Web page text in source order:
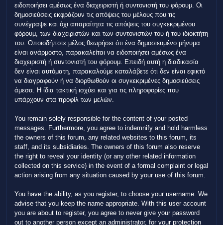
ειδοποιήσει αμέσως ένα διαχειριστή ή συντονιστή του φόρουμ. Οι
δημοσιεύσεις εκφράζουν τις απόψεις του μέλους που τις
συνέγραψε και όχι απαραίτητα τις απόψεις του συγκεκριμένου
φόρουμ, των διαχειριστών και των συντονιστών του ή του ιδιοκτήτη
του. Οποιοδήποτε μέλος θεωρήσει ότι ένα δημοσιευμένο μήνυμα
είναι ανάρμοστο, παρακαλείται να ειδοποιήσει αμέσως ένα
διαχειριστή ή συντονιστή του φόρουμ. Επειδή αυτή η διαδικασία
δεν είναι αυτόματη, παρακαλούμε καταλάβετε ότι δεν είναι εφικτό
να διαγραφούν ή να διορθωθούν οι συγκεκριμένες δημοσιεύσεις
άμεσα. Η ίδια τακτική ισχύει και για τις πληροφορίες που
υπάρχουν στα προφίλ των μελών.
You remain solely responsible for the content of your posted
messages. Furthermore, you agree to indemnify and hold harmless
the owners of this forum, any related websites to this forum, its
staff, and its subsidiaries. The owners of this forum also reserve
the right to reveal your identity (or any other related information
collected on this service) in the event of a formal complaint or legal
action arising from any situation caused by your use of this forum.
You have the ability, as you register, to choose your username. We
advise that you keep the name appropriate. With this user account
you are about to register, you agree to never give your password
out to another person except an administrator, for your protection